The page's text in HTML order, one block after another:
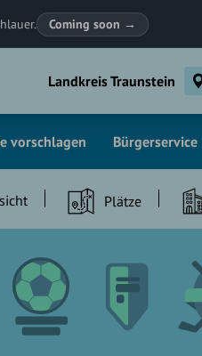
Coming soon →
Landkreis Traunstein
vorschlagen Bürgerservice
Plätze